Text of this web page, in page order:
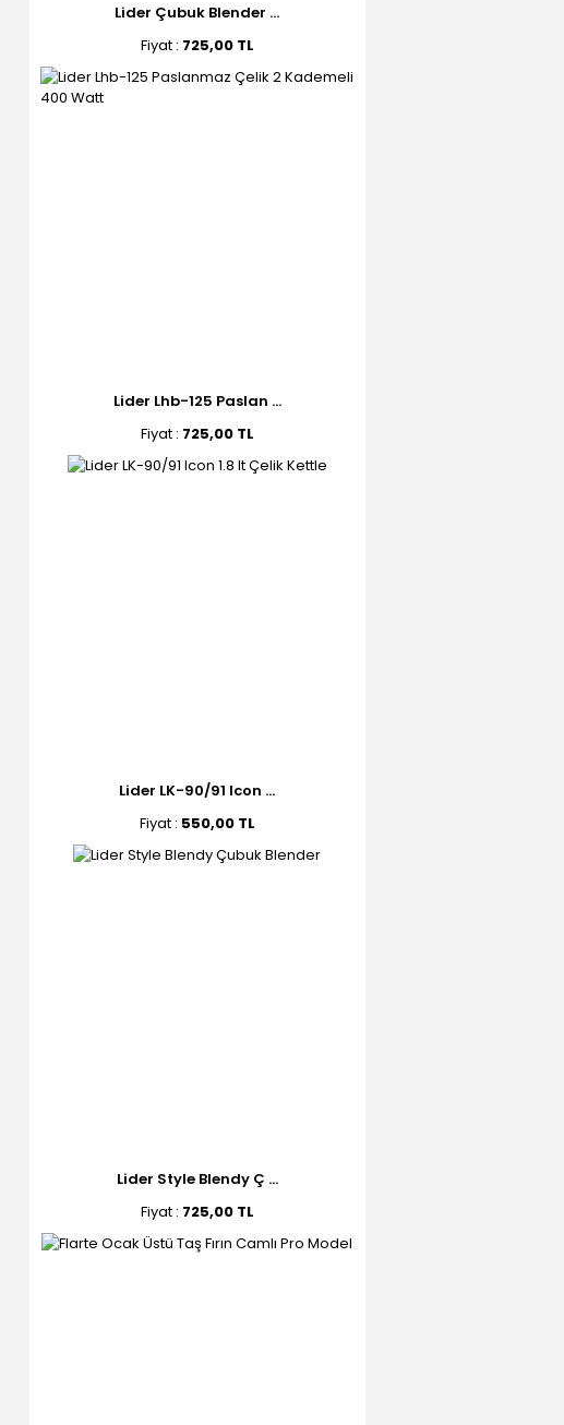
Lider Çubuk Blender ...
Fiyat : 725,00 TL
Lider Lhb-125 Paslan ...
Fiyat : 725,00 TL
Lider LK-90/91 Icon ...
Fiyat : 550,00 TL
Lider Style Blendy Ç ...
Fiyat : 725,00 TL